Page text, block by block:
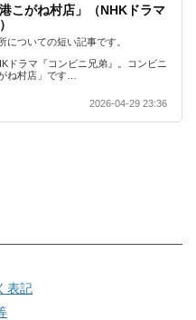
こがね村店」（NHKドラマ
についての短い記事です。
ドラマ『コンビニ兄弟』。コンビニ
ね村店」です…
2026-04-29 23:36
表記